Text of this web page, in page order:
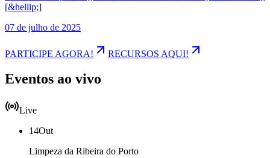
[&hellip;]
07 de julho de 2025
PARTICIPE AGORA! RECURSOS AQUI!
Eventos ao vivo
Live
14Out
Limpeza da Ribeira do Porto